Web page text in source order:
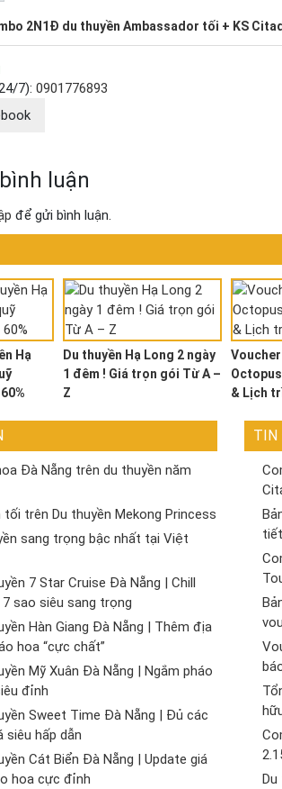
2N1Đ du thuyền Ambassador tối + KS
7): 0901776893
luận
để gửi bình luận.
Hạ
Du thuyền Hạ Long 2 ngày
1 đêm ! Giá trọn gói Từ A –
Z
Voucher
& Lịch
Đà Nẵng trên du thuyền năm
tối trên Du thuyền Mekong Princess
sang trọng bậc nhất tại Việt
7 Star Cruise Đà Nẵng | Chill
sao siêu sang trọng
Hàn Giang Đà Nẵng | Thêm địa
hoa “cực chất”
Mỹ Xuân Đà Nẵng | Ngắm pháo
đỉnh
Sweet Time Đà Nẵng | Đủ các
siêu hấp dẫn
Cát Biển Đà Nẵng | Update giá
hoa cực đỉnh
TIN
Du